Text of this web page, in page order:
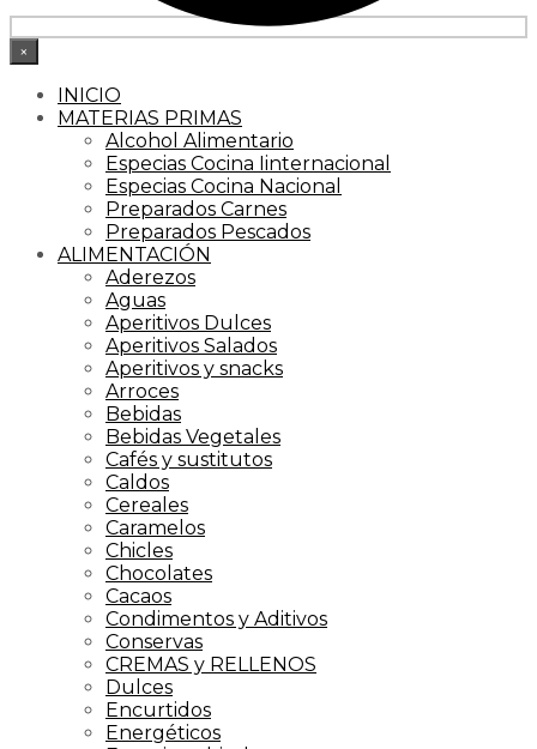
×
INICIO
MATERIAS PRIMAS
Alcohol Alimentario
Especias Cocina Iinternacional
Especias Cocina Nacional
Preparados Carnes
Preparados Pescados
ALIMENTACIÓN
Aderezos
Aguas
Aperitivos Dulces
Aperitivos Salados
Aperitivos y snacks
Arroces
Bebidas
Bebidas Vegetales
Cafés y sustitutos
Caldos
Cereales
Caramelos
Chicles
Chocolates
Cacaos
Condimentos y Aditivos
Conservas
CREMAS y RELLENOS
Dulces
Encurtidos
Energéticos